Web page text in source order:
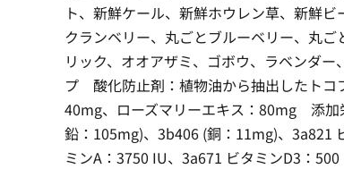
ト、新鮮ケール、新鮮ホウレン草、新鮮
クランベリー、丸ごとブルーベリー、丸ご
リック、オオアザミ、ゴボウ、ラベンダ
プ 酸化防止剤：植物油から抽出したトコ
40mg、ローズマリーエキス：80mg 添加
鉛：105mg)、3b406 (銅：11mg)、3a821
ミンA：3750 IU、3a671 ビタミンD3：